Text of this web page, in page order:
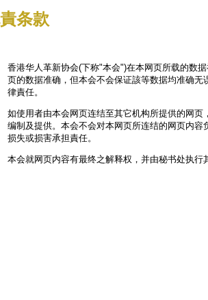
条款
香港华人革新协会(下称"本会")在本网页所载的数
页的数据准确，但本会不会保证該等数据均准确
律責任。
如使用者由本会网页连结至其它机构所提供的网
编制及提供。本会不会对本网页所连结的网页内
损失或损害承担責任。
本会就网页内容有最终之解释权，并由秘书处执行